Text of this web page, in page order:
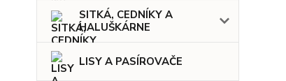
SITKÁ, CEDNÍKY A
HALUŠKÁRNE
LISY A PASÍROVAČE